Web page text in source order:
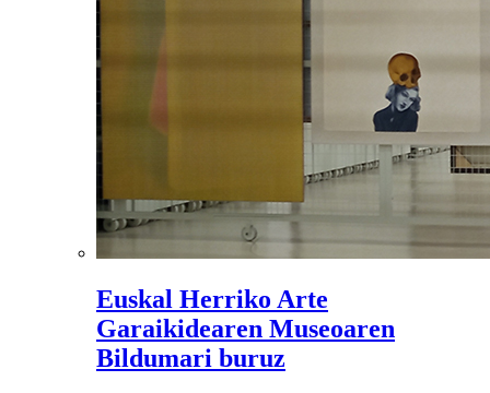
Euskal Herriko Arte
Garaikidearen Museoaren
Bildumari buruz